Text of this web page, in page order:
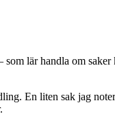
lär handla om
En liten sak jag